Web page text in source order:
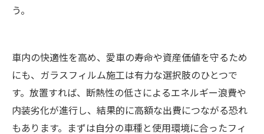
う。
車内の快適性を高め、愛車の寿命や資産価値を守るため
にも、ガラスフィルム施工は有力な選択肢のひとつで
す。放置すれば、断熱性の低さによるエネルギー浪費や
内装劣化が進行し、結果的に高額な出費につながる恐れ
もあります。まずは自分の車種と使用環境に合ったフィ